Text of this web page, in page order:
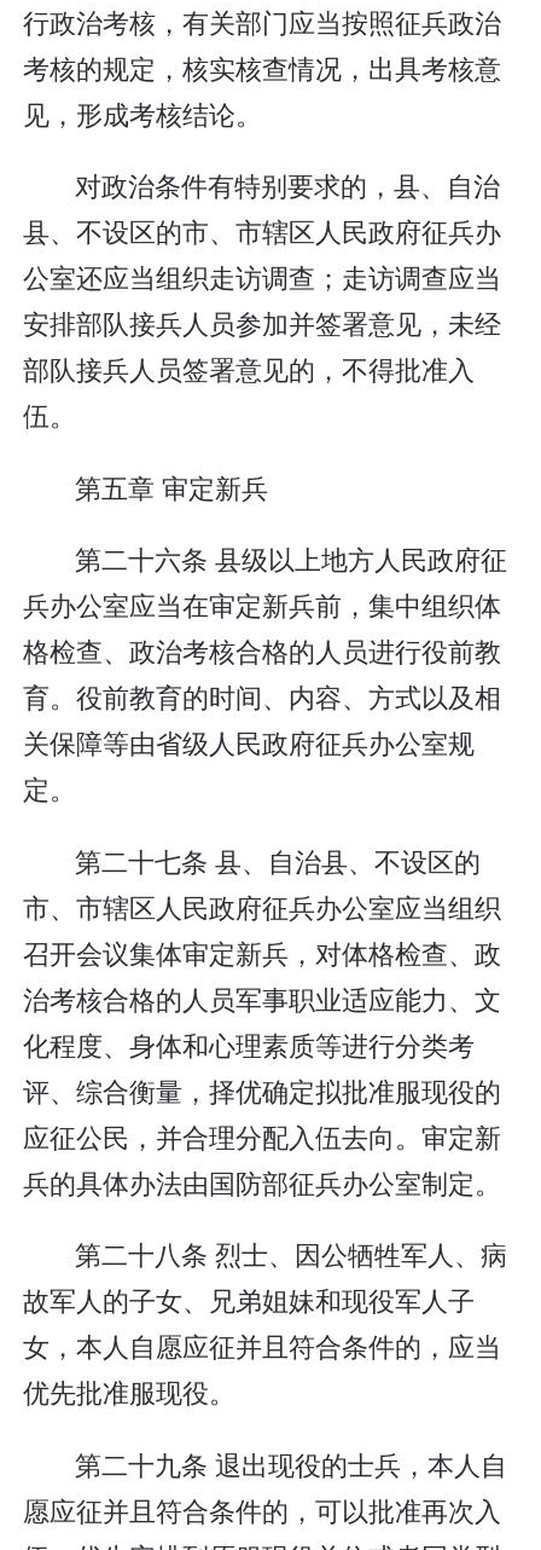
行政治考核，有关部门应当按照征兵政治
考核的规定，核实核查情况，出具考核意
见，形成考核结论。
对政治条件有特别要求的，县、自治
县、不设区的市、市辖区人民政府征兵办
公室还应当组织走访调查；走访调查应当
安排部队接兵人员参加并签署意见，未经
部队接兵人员签署意见的，不得批准入
伍。
第五章 审定新兵
第二十六条 县级以上地方人民政府征
兵办公室应当在审定新兵前，集中组织体
格检查、政治考核合格的人员进行役前教
育。役前教育的时间、内容、方式以及相
关保障等由省级人民政府征兵办公室规
定。
第二十七条 县、自治县、不设区的
市、市辖区人民政府征兵办公室应当组织
召开会议集体审定新兵，对体格检查、政
治考核合格的人员军事职业适应能力、文
化程度、身体和心理素质等进行分类考
评、综合衡量，择优确定拟批准服现役的
应征公民，并合理分配入伍去向。审定新
兵的具体办法由国防部征兵办公室制定。
第二十八条 烈士、因公牺牲军人、病
故军人的子女、兄弟姐妹和现役军人子
女，本人自愿应征并且符合条件的，应当
优先批准服现役。
第二十九条 退出现役的士兵，本人自
愿应征并且符合条件的，可以批准再次入